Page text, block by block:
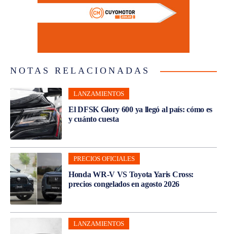
NOTAS RELACIONADAS
LANZAMIENTOS
El DFSK Glory 600 ya llegó al país: cómo es
y cuánto cuesta
PRECIOS OFICIALES
Honda WR-V VS Toyota Yaris Cross:
precios congelados en agosto 2026
LANZAMIENTOS